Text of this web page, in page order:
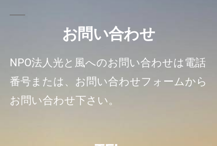
お問い合わせ
NPO法人光と風へのお問い合わせは電話
番号または、お問い合わせフォームから
お問い合わせ下さい。